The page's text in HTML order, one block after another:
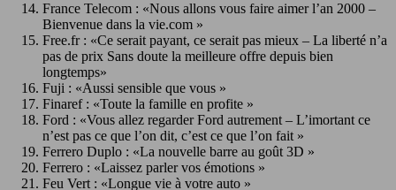
France Telecom : «Nous allons vous faire aimer l’an 2000 –
Bienvenue dans la vie.com »
Free.fr : «Ce serait payant, ce serait pas mieux – La liberté n’a
pas de prix Sans doute la meilleure offre depuis bien
longtemps»
Fuji : «Aussi sensible que vous »
Finaref : «Toute la famille en profite »
Ford : «Vous allez regarder Ford autrement – L’imortant ce
n’est pas ce que l’on dit, c’est ce que l’on fait »
Ferrero Duplo : «La nouvelle barre au goût 3D »
Ferrero : «Laissez parler vos émotions »
Feu Vert : «Longue vie à votre auto »